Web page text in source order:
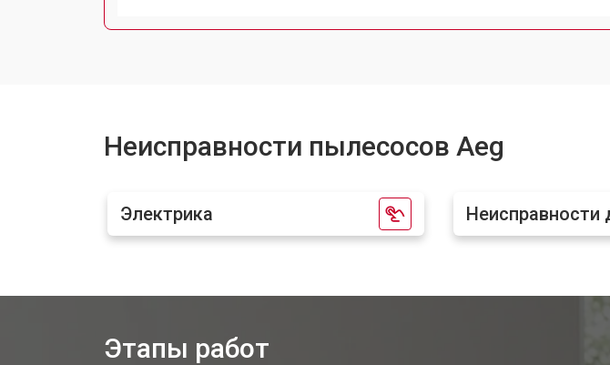
Неисправности пылесосов Aeg
Электрика Неисправности
Этапы работ